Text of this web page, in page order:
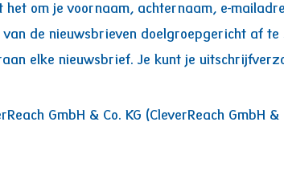
om je voornaam, achternaam, e-
de nieuwsbrieven doelgroepgericht af te
elke nieuwsbrief. Je kunt je
GmbH & Co. KG (CleverReach GmbH &